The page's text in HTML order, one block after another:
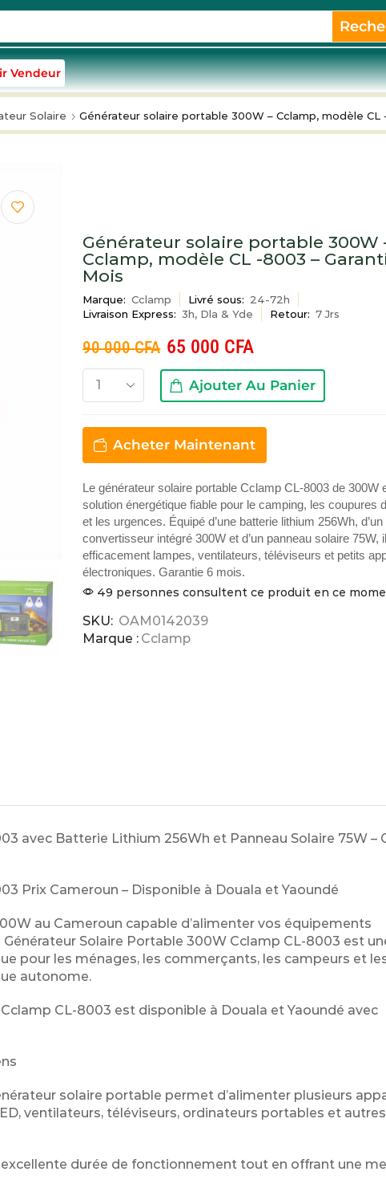
Vendeur
Solaire Générateur solaire portable 300W – Cclamp, modèle CL
Générateur solaire portable 300W
Cclamp, modèle CL -8003 –
Mois
Marque: Cclamp Livré sous: 24-72h
Livraison Express: 3h, Dla & Yde Retour: 7 Jrs
90 000CFA 65 000 CFA
Ajouter Au Panier
Acheter Maintenant
Le générateur solaire portable Cclamp CL-8003 de 300W
solution énergétique fiable pour le camping, les coupures
et les urgences. Équipé d’une batterie lithium 256Wh, d’un
convertisseur intégré 300W et d’un panneau solaire 75W,
efficacement lampes, ventilateurs, téléviseurs et petits
électroniques. Garantie 6 mois.
49 personnes consultent ce produit en ce
SKU: OAM0142039
Marque : Cclamp
avec Batterie Lithium 256Wh et Panneau Solaire 75W –
Prix Cameroun – Disponible à Douala et Yaoundé
au Cameroun capable d’alimenter vos équipements
Solaire Portable 300W Cclamp CL-8003 est
pour les ménages, les commerçants, les campeurs et
autonome.
CL-8003 est disponible à Douala et Yaoundé avec
solaire portable permet d’alimenter plusieurs
ventilateurs, téléviseurs, ordinateurs portables et autres
durée de fonctionnement tout en offrant une